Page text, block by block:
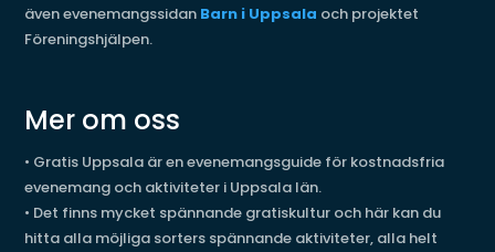
även evenemangssidan Barn i Uppsala och projektet
Föreningshjälpen.
Mer om oss
• Gratis Uppsala är en evenemangsguide för kostnadsfria
evenemang och aktiviteter i Uppsala län.
• Det finns mycket spännande gratiskultur och här kan du
hitta alla möjliga sorters spännande aktiviteter, alla helt